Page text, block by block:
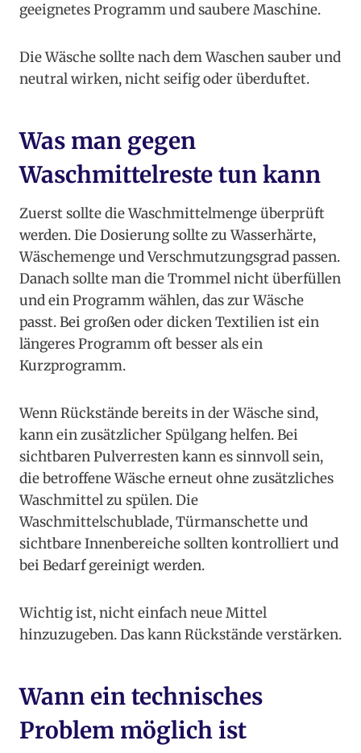
geeignetes Programm und saubere Maschine.
Die Wäsche sollte nach dem Waschen sauber und
neutral wirken, nicht seifig oder überduftet.
Was man gegen
Waschmittelreste tun kann
Zuerst sollte die Waschmittelmenge überprüft
werden. Die Dosierung sollte zu Wasserhärte,
Wäschemenge und Verschmutzungsgrad passen.
Danach sollte man die Trommel nicht überfüllen
und ein Programm wählen, das zur Wäsche
passt. Bei großen oder dicken Textilien ist ein
längeres Programm oft besser als ein
Kurzprogramm.
Wenn Rückstände bereits in der Wäsche sind,
kann ein zusätzlicher Spülgang helfen. Bei
sichtbaren Pulverresten kann es sinnvoll sein,
die betroffene Wäsche erneut ohne zusätzliches
Waschmittel zu spülen. Die
Waschmittelschublade, Türmanschette und
sichtbare Innenbereiche sollten kontrolliert und
bei Bedarf gereinigt werden.
Wichtig ist, nicht einfach neue Mittel
hinzuzugeben. Das kann Rückstände verstärken.
Wann ein technisches
Problem möglich ist